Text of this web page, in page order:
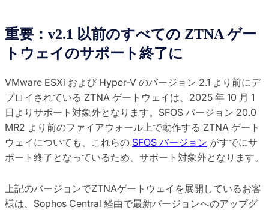
重要：v2.1 以前のすべての ZTNA ゲー
トウェイのサポート終了に
VMware ESXi および Hyper-V のバージョン 2.1 より前にデ
プロイされている ZTNA ゲートウェイは、2025 年 10 月 1
日よりサポート対象外となります。SFOS バージョン 20.0
MR2 より前のファイアウォール上で動作する ZTNA ゲート
ウェイについても、これらの SFOS バージョン がすでにサ
ポート終了となっているため、サポート対象外となります。
上記のバージョンでZTNAゲートウェイを展開しているお客
様は、Sophos Central 経由で最新バージョンへのアップグ